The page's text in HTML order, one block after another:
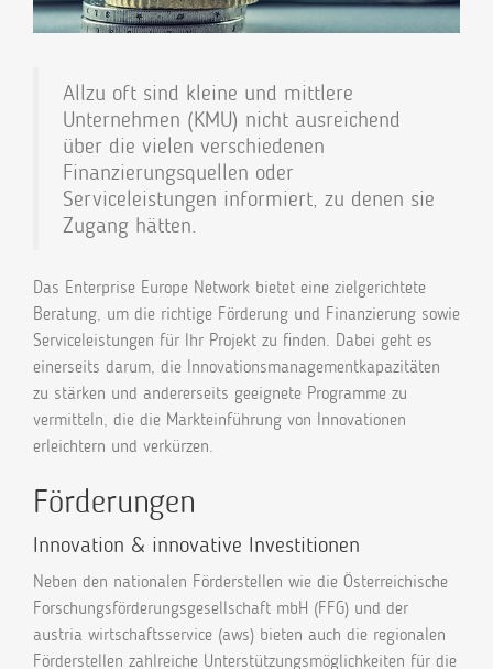
Allzu oft sind kleine und mittlere
Unternehmen (KMU) nicht ausreichend
über die vielen verschiedenen
Finanzierungsquellen oder
Serviceleistungen informiert, zu denen sie
Zugang hätten.
Das Enterprise Europe Network bietet eine zielgerichtete
Beratung, um die richtige Förderung und Finanzierung sowie
Serviceleistungen für Ihr Projekt zu finden. Dabei geht es
einerseits darum, die Innovationsmanagementkapazitäten
zu stärken und andererseits geeignete Programme zu
vermitteln, die die Markteinführung von Innovationen
erleichtern und verkürzen.
Förderungen
Innovation & innovative Investitionen
Neben den nationalen Förderstellen wie die Österreichische
Forschungsförderungsgesellschaft mbH (FFG) und der
austria wirtschaftsservice (aws) bieten auch die regionalen
Förderstellen zahlreiche Unterstützungsmöglichkeiten für die